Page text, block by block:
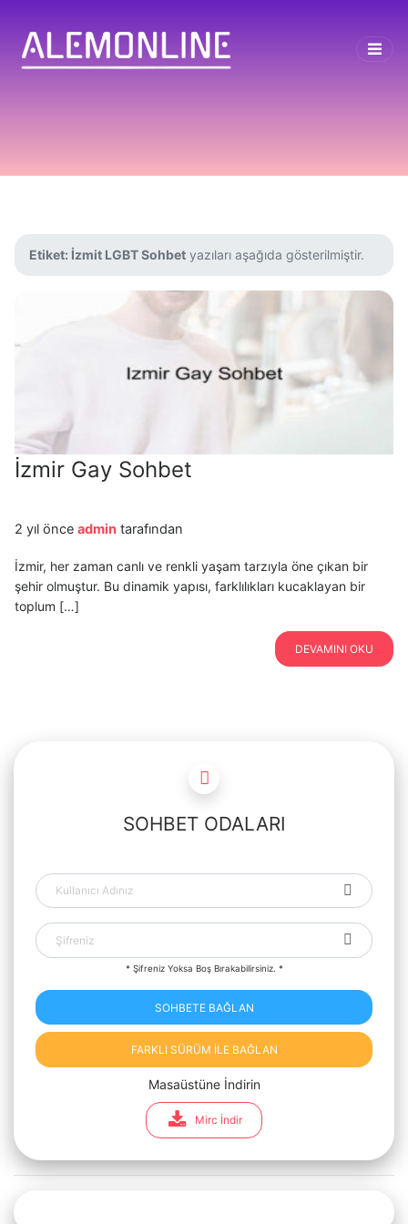
Etiket: İzmit LGBT Sohbet yazıları aşağıda gösterilmiştir.
İzmir Gay Sohbet
2 yıl önce admin tarafından
İzmir, her zaman canlı ve renkli yaşam tarzıyla öne çıkan bir
şehir olmuştur. Bu dinamik yapısı, farklılıkları kucaklayan bir
toplum […]
DEVAMINI OKU
SOHBET ODALARI
* Şifreniz Yoksa Boş Bırakabilirsiniz. *
SOHBETE BAĞLAN
FARKLI SÜRÜM İLE BAĞLAN
Masaüstüne İndirin
Mirc İndir